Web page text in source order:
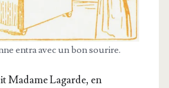
entra avec un bon sourire.
Lagarde, en